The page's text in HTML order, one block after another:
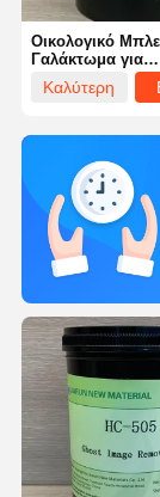
Οικολογικό Μπλε
Γαλάκτωμα για
Καλύτερη